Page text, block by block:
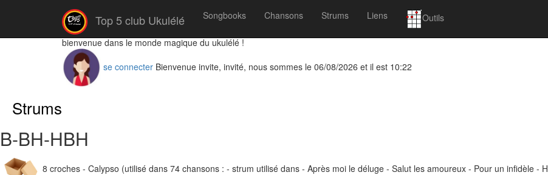
Top 5 club Ukulélé Songbooks Chansons Strums Liens Outils
bienvenue dans le monde magique du ukulélé !
se connecter Bienvenue invite, invité, nous sommes le 06/08/2026 et il est 10:22
Strums
B-BH-HBH
8 croches - Calypso (utilisé dans 74 chansons : - strum utilisé dans - Après moi le déluge - Salut les amoureux - Pour un infidèle